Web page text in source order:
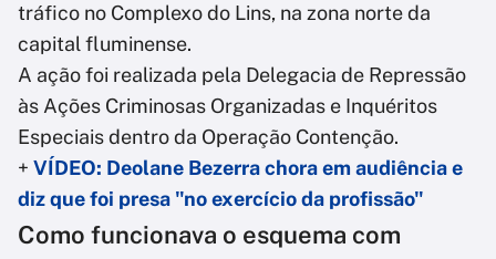
tráfico no Complexo do Lins, na zona norte da
capital fluminense.
A ação foi realizada pela Delegacia de Repressão
às Ações Criminosas Organizadas e Inquéritos
Especiais dentro da Operação Contenção.
+ VÍDEO: Deolane Bezerra chora em audiência e
diz que foi presa "no exercício da profissão"
Como funcionava o esquema com